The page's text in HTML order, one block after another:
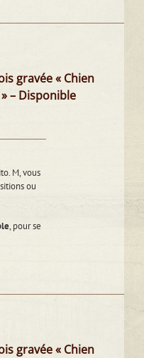
gravée « Chien
– Disponible
M, vous
ou
, pour se
gravée « Chien